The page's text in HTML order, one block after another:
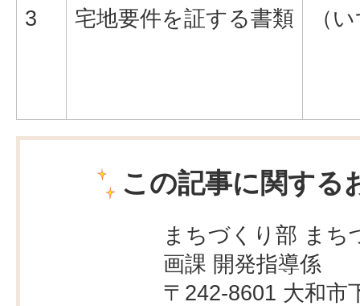
3 宅地要件を証する書類 （
この記事に関する
まちづくり部 まち
画課 開発指導係
〒242-8601 大和市